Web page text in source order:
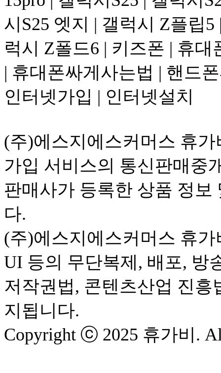
시S25 엣지 | 갤럭시 Z플립
럭시 Z폴드6 | 키즈폰 | 휴
| 휴대폰싸게사는법 | 핸드
인터넷가입 | 인터넷설치
(주)에스지에스커머스 휴
가입 서비스의 통신판매중
판매사가 등록한 상품 정
다.
(주)에스지에스커머스 휴
UI 등의 무단복제, 배포, 방
저작권법, 콘텐츠산업 진
지됩니다.
Copyright ⓒ 2025 휴가비.